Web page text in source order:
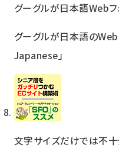
グーグルが日本語Webフ
グーグルが日本語のWeb
Japanese」
文字サイズだけでは不十